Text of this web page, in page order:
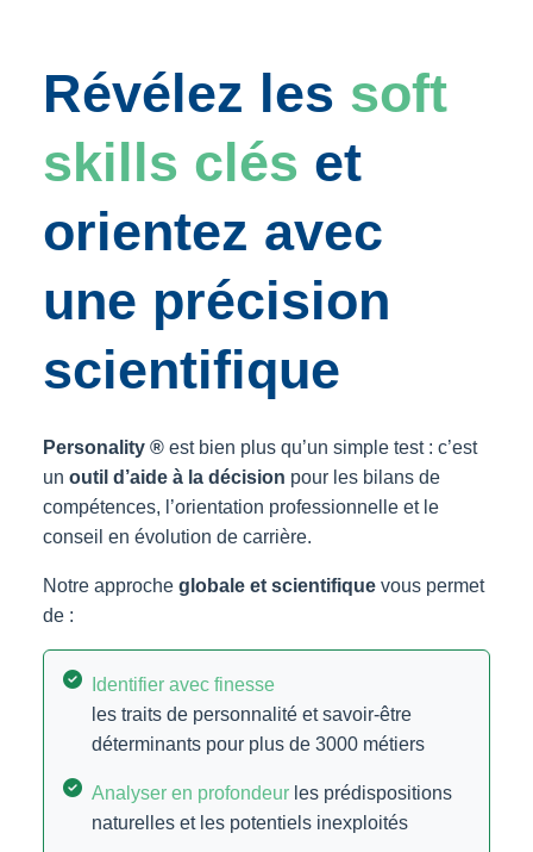
Révélez les soft
skills clés et
orientez avec
une précision
scientifique
Personality ® est bien plus qu’un simple test : c’est
un outil d’aide à la décision pour les bilans de
compétences, l’orientation professionnelle et le
conseil en évolution de carrière.
Notre approche globale et scientifique vous permet
de :
Identifier avec finesse
les traits de personnalité et savoir-être
déterminants pour plus de 3000 métiers
Analyser en profondeur les prédispositions
naturelles et les potentiels inexploités